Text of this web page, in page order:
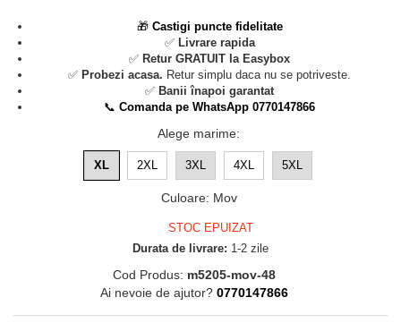
🎁 Castigi puncte fidelitate
✅ Livrare rapida
✅ Retur GRATUIT la Easybox
✅ Probezi acasa. Retur simplu daca nu se potriveste.
✅ Banii înapoi garantat
📞 Comanda pe WhatsApp 0770147866
Alege marime:
XL 2XL 3XL 4XL 5XL
Culoare: Mov
STOC EPUIZAT
Durata de livrare: 1-2 zile
Cod Produs: m5205-mov-48
Ai nevoie de ajutor? 0770147866